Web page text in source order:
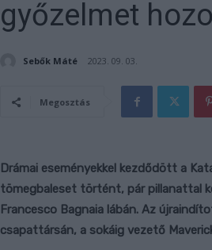
győzelmet
Sebők Máté 2023. 09. 03.
Megosztás
Drámai eseményekkel kezdődött a
tömegbaleset történt, pár pillanattal
Francesco Bagnaia lábán. Az
csapattársán, a sokáig vezető